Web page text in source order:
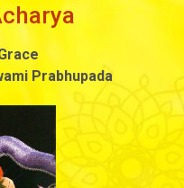
Prabhupada